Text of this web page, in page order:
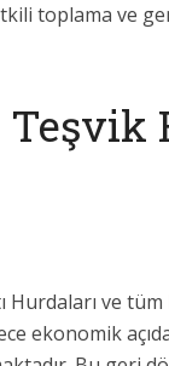
toplama ve
Teşvik
Hurdaları ve tüm
ekonomik